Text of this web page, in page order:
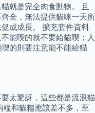
就是完全肉食動物。 且
全，無法提供貓咪一天所
成成長。 擴充套件資料
能喫的就不要給貓喫；人
的則要注意能不能給貓
太驚訝，這些都是流浪貓
糧和貓糧應該差不多，至